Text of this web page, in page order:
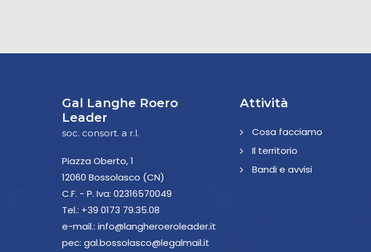
Gal Langhe Roero
Leader
soc. consort. a r.l.
Piazza Oberto, 1
12060 Bossolasco (CN)
C.F. - P. Iva: 02316570049
Tel.: +39 0173 79.35.08
e-mail.: info@langheroeroleader.it
pec: gal.bossolasco@legalmail.it
Attività
Cosa facciamo
Il territorio
Bandi e avvisi